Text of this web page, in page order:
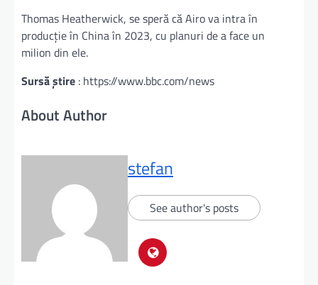
Thomas Heatherwick, se speră că Airo va intra în
producție în China în 2023, cu planuri de a face un
milion din ele.
Sursă știre : https://www.bbc.com/news
About Author
stefan
See author's posts